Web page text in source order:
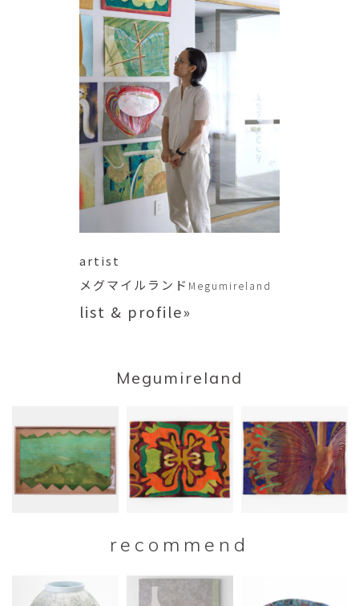
artist
メグマイルランド Megumireland
list & profile»
Megumireland
recommend